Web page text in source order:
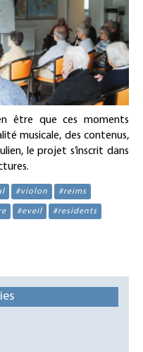
être que ces moments
musicale, des contenus,
le projet s’inscrit dans
#violon #reims
#eveil #residents